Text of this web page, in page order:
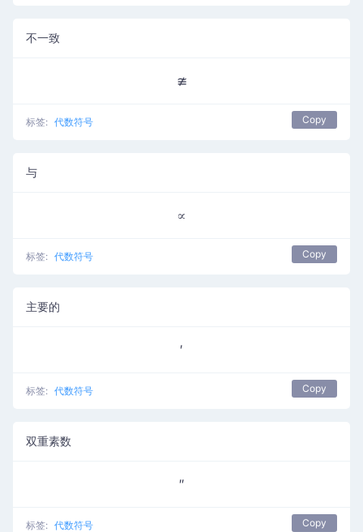
不一致
≇
标签: 代数符号 Copy
与
∝
标签: 代数符号 Copy
主要的
′
标签: 代数符号 Copy
双重素数
″
标签: 代数符号 Copy